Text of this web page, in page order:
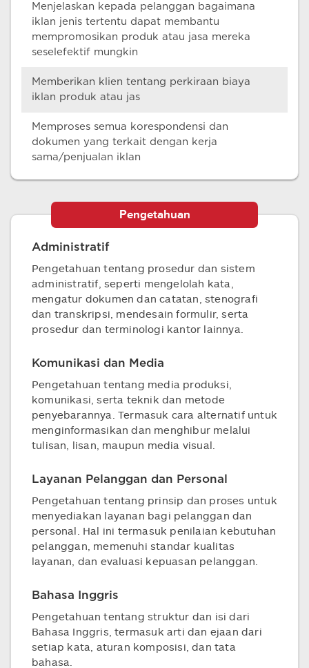
Menjelaskan kepada pelanggan bagaimana
iklan jenis tertentu dapat membantu
mempromosikan produk atau jasa mereka
seselefektif mungkin
Memberikan klien tentang perkiraan biaya
iklan produk atau jas
Memproses semua korespondensi dan
dokumen yang terkait dengan kerja
sama/penjualan iklan
Pengetahuan
Administratif
Pengetahuan tentang prosedur dan sistem
administratif, seperti mengelolah kata,
mengatur dokumen dan catatan, stenografi
dan transkripsi, mendesain formulir, serta
prosedur dan terminologi kantor lainnya.
Komunikasi dan Media
Pengetahuan tentang media produksi,
komunikasi, serta teknik dan metode
penyebarannya. Termasuk cara alternatif untuk
menginformasikan dan menghibur melalui
tulisan, lisan, maupun media visual.
Layanan Pelanggan dan Personal
Pengetahuan tentang prinsip dan proses untuk
menyediakan layanan bagi pelanggan dan
personal. Hal ini termasuk penilaian kebutuhan
pelanggan, memenuhi standar kualitas
layanan, dan evaluasi kepuasan pelanggan.
Bahasa Inggris
Pengetahuan tentang struktur dan isi dari
Bahasa Inggris, termasuk arti dan ejaan dari
setiap kata, aturan komposisi, dan tata
bahasa.